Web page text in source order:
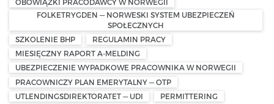
FOLKETRYGDEN — NORWESKI SYSTEM UBEZPIECZEŃ
SPOŁECZNYCH
SZKOLENIE BHP
REGULAMIN PRACY
MIESIĘCZNY RAPORT A-MELDING
UBEZPIECZENIE WYPADKOWE PRACOWNIKA W NORWEGII
PRACOWNICZY PLAN EMERYTALNY — OTP
UTLENDINGSDIREKTORATET — UDI
PERMITTERING